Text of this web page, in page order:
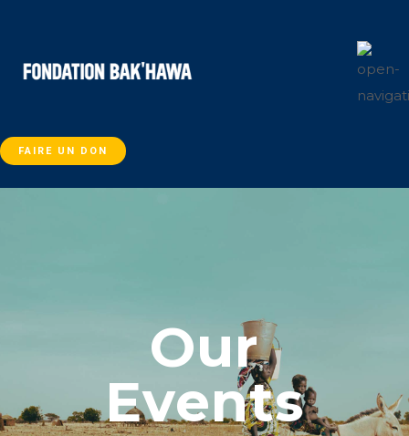
FAIRE UN DON
Our
Events